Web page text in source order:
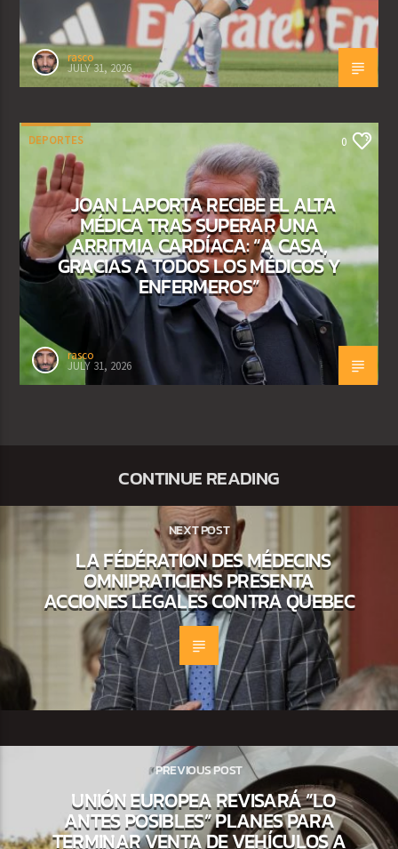
rasco
JULY 31, 2026
DEPORTES 0
JOAN LAPORTA RECIBE EL ALTA
MÉDICA TRAS SUPERAR UNA
ARRITMIA CARDÍACA: “A CASA,
GRACIAS A TODOS LOS MÉDICOS Y
ENFERMEROS”
rasco
JULY 31, 2026
CONTINUE READING
NEXT POST
LA FÉDÉRATION DES MÉDECINS
OMNIPRATICIENS PRESENTA
ACCIONES LEGALES CONTRA QUEBEC
PREVIOUS POST
UNIÓN EUROPEA REVISARÁ “LO
ANTES POSIBLES” PLANES PARA
TERMINAR VENTA DE VEHÍCULOS A